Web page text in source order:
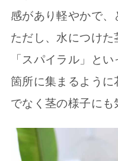
感があり軽やかで、
ただし、水につけた
「スパイラル」と
箇所に集まるよう
でなく茎の様子にも